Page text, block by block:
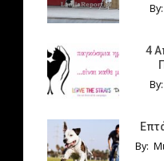
By:
4
By:
By: